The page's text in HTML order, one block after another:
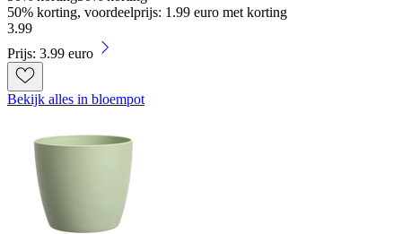
50% korting, voordeelprijs: 1.99 euro met korting
3.99
Prijs: 3.99 euro
Bekijk alles in bloempot